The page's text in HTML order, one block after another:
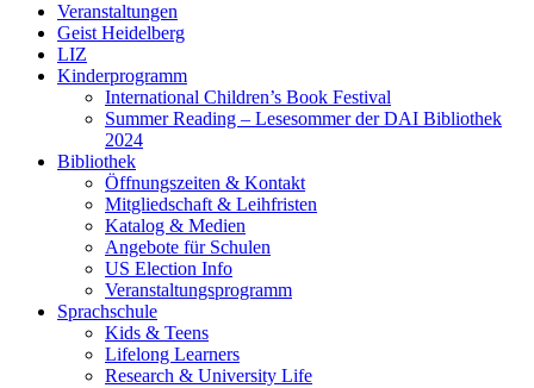
Veranstaltungen
Geist Heidelberg
LIZ
Kinderprogramm
International Children’s Book Festival
Summer Reading – Lesesommer der DAI Bibliothek
2024
Bibliothek
Öffnungszeiten & Kontakt
Mitgliedschaft & Leihfristen
Katalog & Medien
Angebote für Schulen
US Election Info
Veranstaltungsprogramm
Sprachschule
Kids & Teens
Lifelong Learners
Research & University Life